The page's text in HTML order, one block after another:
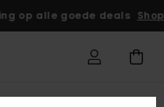
op alle goede deals